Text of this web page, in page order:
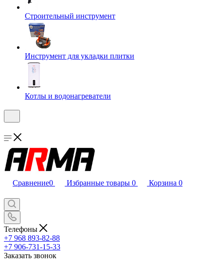
Строительный инструмент
Инструмент для укладки плитки
Котлы и водонагреватели
Сравнение0 Избранные товары 0 Корзина 0
Телефоны
+7 968 893-82-88
+7 906-731-15-33
Заказать звонок